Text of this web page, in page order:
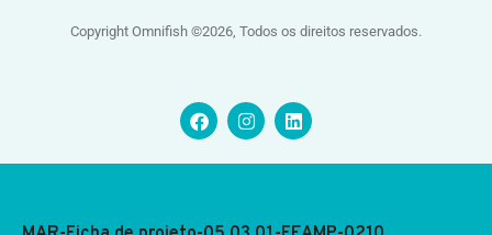
Copyright Omnifish ©2026, Todos os direitos reservados.